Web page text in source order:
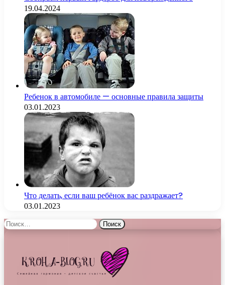
19.04.2024
Ребенок в автомобиле — основные правила защиты
03.01.2023
Что делать, если ваш ребёнок вас раздражает?
03.01.2023
Найти: